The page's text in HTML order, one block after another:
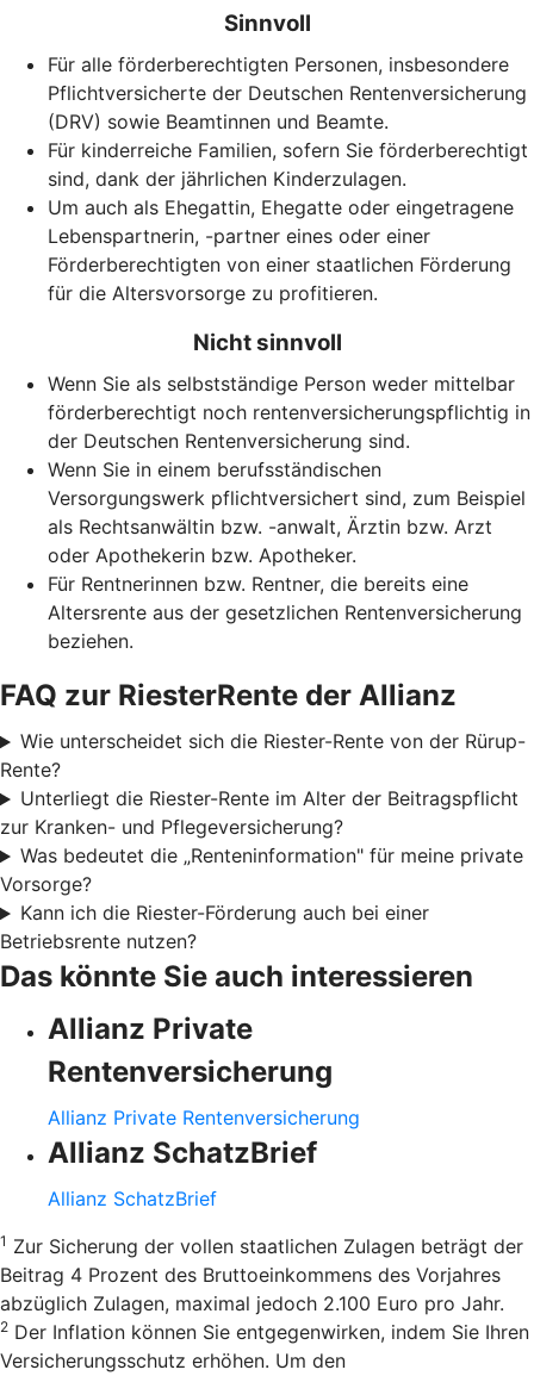
Sinnvoll
Für alle förderberechtigten Personen, insbesondere
Pflichtversicherte der Deutschen Rentenversicherung
(DRV) sowie Beamtinnen und Beamte.
Für kinderreiche Familien, sofern Sie förderberechtigt
sind, dank der jährlichen Kinderzulagen.
Um auch als Ehegattin, Ehegatte oder eingetragene
Lebenspartnerin, -partner eines oder einer
Förderberechtigten von einer staatlichen Förderung
für die Altersvorsorge zu profitieren.
Nicht sinnvoll
Wenn Sie als selbstständige Person weder mittelbar
förderberechtigt noch rentenversicherungspflichtig in
der Deutschen Rentenversicherung sind.
Wenn Sie in einem berufsständischen
Versorgungswerk pflichtversichert sind, zum Beispiel
als Rechtsanwältin bzw. -anwalt, Ärztin bzw. Arzt
oder Apothekerin bzw. Apotheker.
Für Rentnerinnen bzw. Rentner, die bereits eine
Altersrente aus der gesetzlichen Rentenversicherung
beziehen.
FAQ zur RiesterRente der Allianz
Wie unterscheidet sich die Riester-Rente von der Rürup-
Rente?
Unterliegt die Riester-Rente im Alter der Beitragspflicht
zur Kranken- und Pflegeversicherung?
Was bedeutet die „Renteninformation" für meine private
Vorsorge?
Kann ich die Riester-Förderung auch bei einer
Betriebsrente nutzen?
Das könnte Sie auch interessieren
Allianz Private
Rentenversicherung
Allianz Private Rentenversicherung
Allianz SchatzBrief
Allianz SchatzBrief
1 Zur Sicherung der vollen staatlichen Zulagen beträgt der
Beitrag 4 Prozent des Bruttoeinkommens des Vorjahres
abzüglich Zulagen, maximal jedoch 2.100 Euro pro Jahr.
2 Der Inflation können Sie entgegenwirken, indem Sie Ihren
Versicherungsschutz erhöhen. Um den